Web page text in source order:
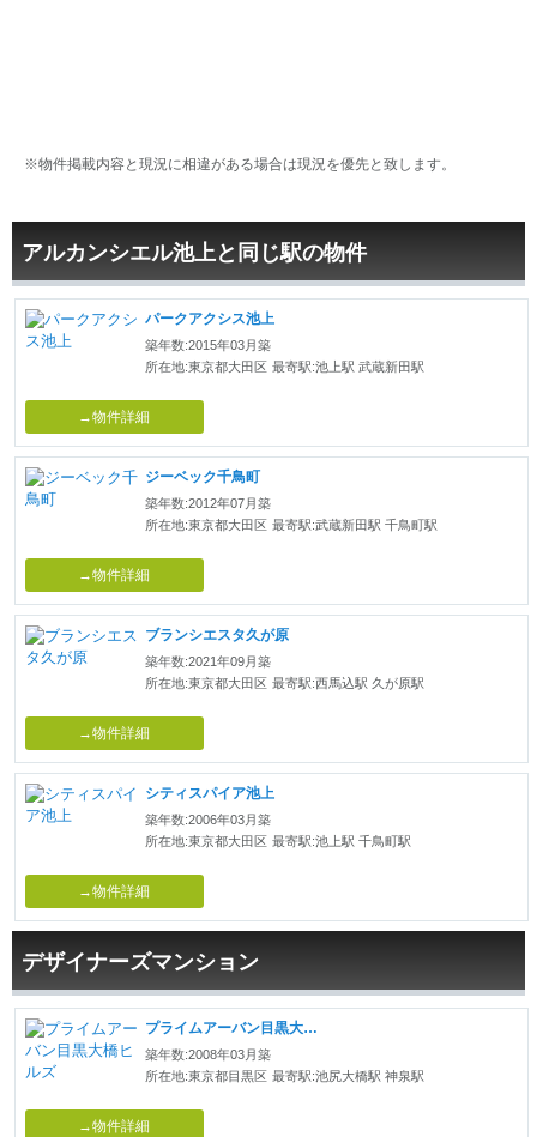
※物件掲載内容と現況に相違がある場合は現況を優先と致します。
アルカンシエル池上と同じ駅の物件
パークアクシス池上
築年数:2015年03月築
所在地:東京都大田区 最寄駅:池上駅 武蔵新田駅
→物件詳細
ジーベック千鳥町
築年数:2012年07月築
所在地:東京都大田区 最寄駅:武蔵新田駅 千鳥町駅
→物件詳細
ブランシエスタ久が原
築年数:2021年09月築
所在地:東京都大田区 最寄駅:西馬込駅 久が原駅
→物件詳細
シティスパイア池上
築年数:2006年03月築
所在地:東京都大田区 最寄駅:池上駅 千鳥町駅
→物件詳細
デザイナーズマンション
プライムアーバン目黒大橋ヒルズ
築年数:2008年03月築
所在地:東京都目黒区 最寄駅:池尻大橋駅 神泉駅
→物件詳細